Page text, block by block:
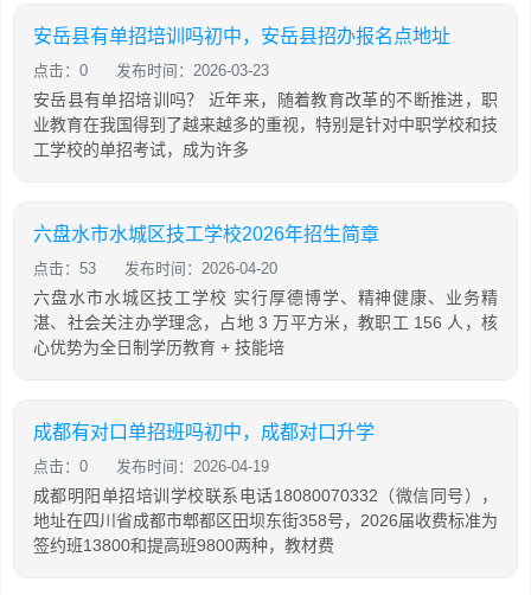
安岳县有单招培训吗初中，安岳县招办报名点地址
点击：0 发布时间：2026-03-23
安岳县有单招培训吗？ 近年来，随着教育改革的不断推进，职
业教育在我国得到了越来越多的重视，特别是针对中职学校和技
工学校的单招考试，成为许多
六盘水市水城区技工学校2026年招生简章
点击：53 发布时间：2026-04-20
六盘水市水城区技工学校 实行厚德博学、精神健康、业务精
湛、社会关注办学理念，占地 3 万平方米，教职工 156 人，核
心优势为全日制学历教育 + 技能培
成都有对口单招班吗初中，成都对口升学
点击：0 发布时间：2026-04-19
成都明阳单招培训学校联系电话18080070332（微信同号），
地址在四川省成都市郫都区田坝东街358号，2026届收费标准为
签约班13800和提高班9800两种，教材费